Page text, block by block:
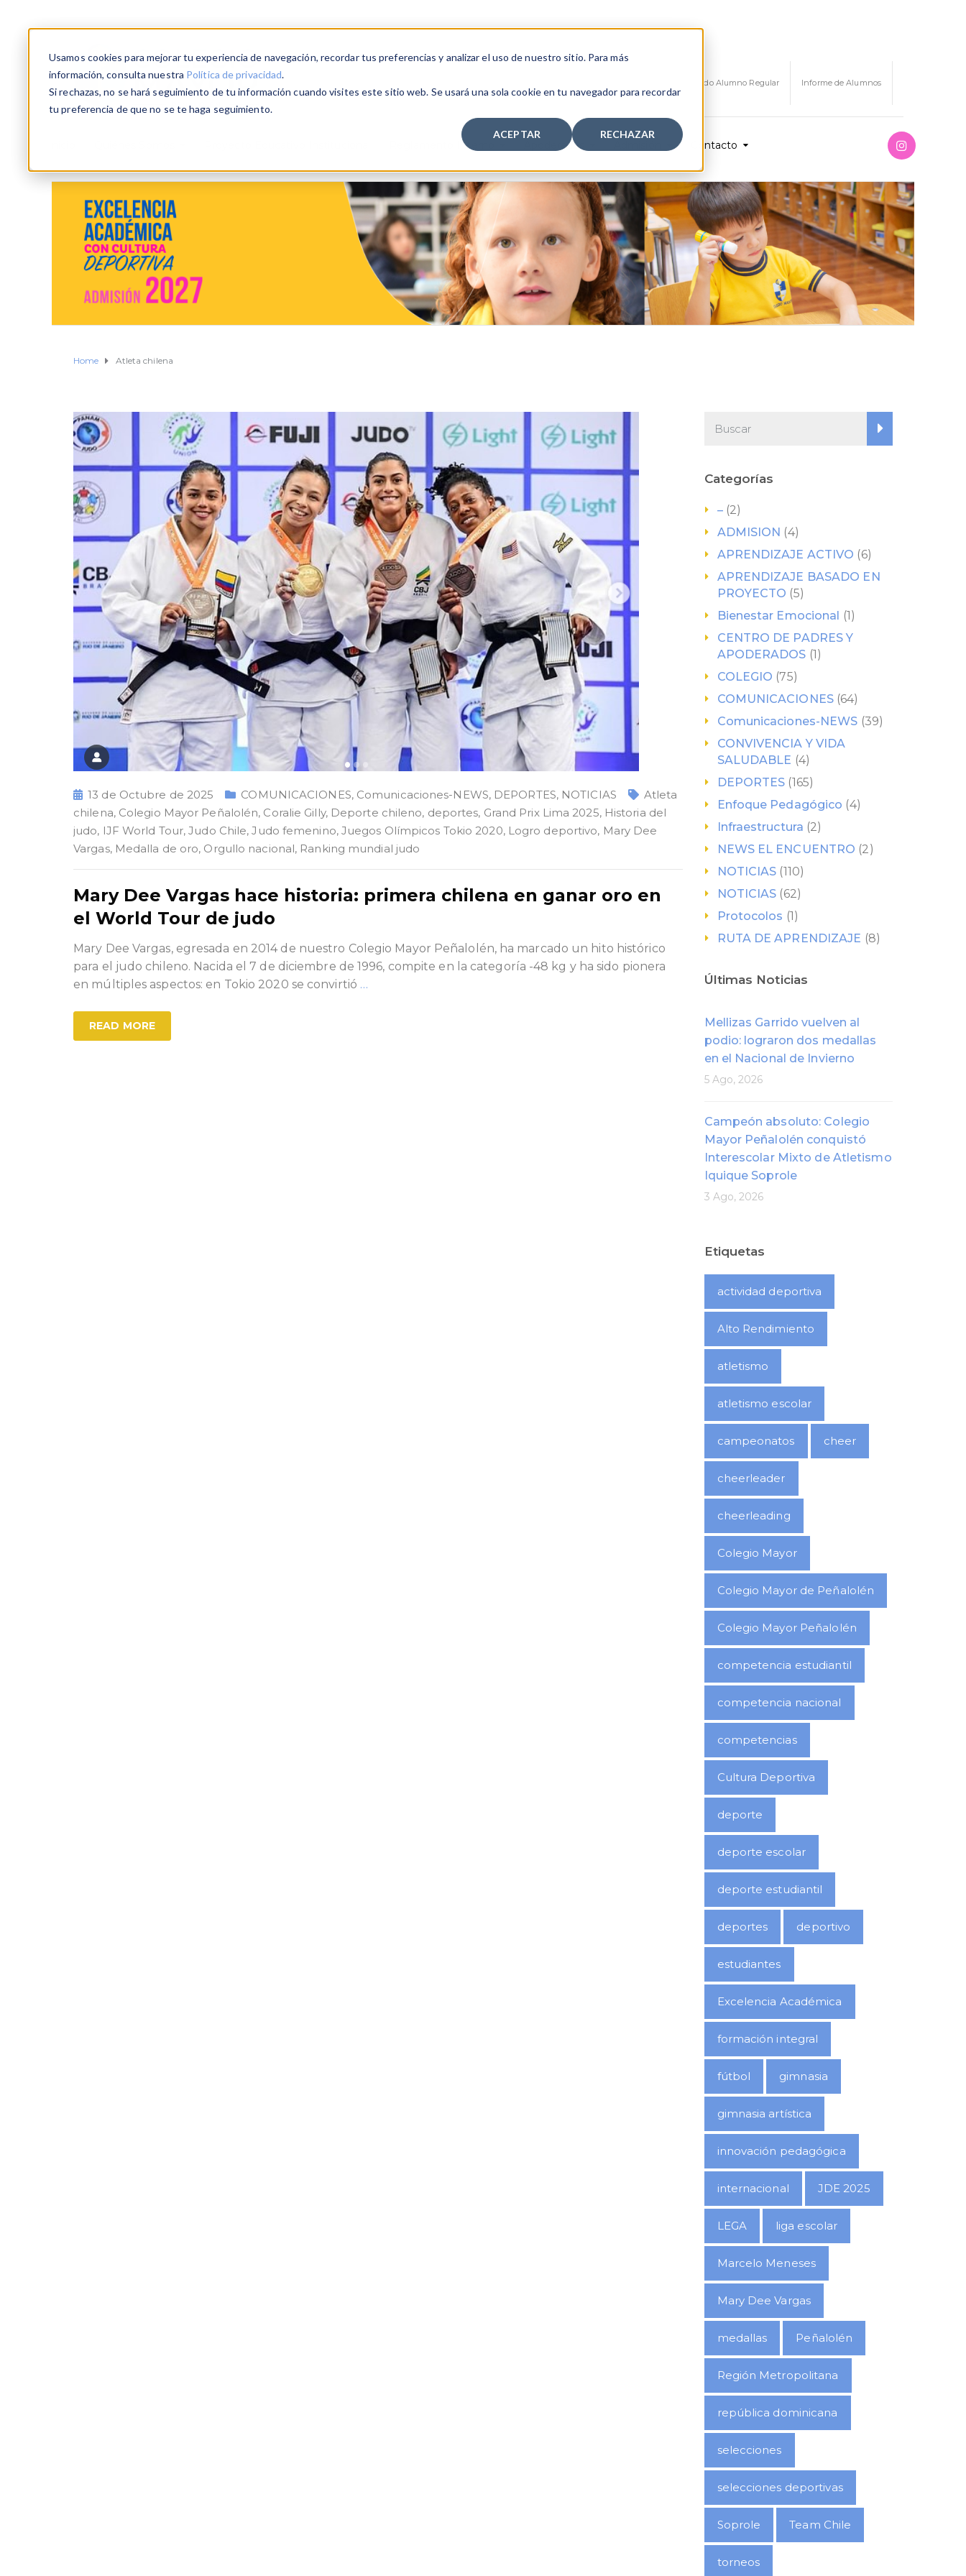
Usamos cookies para mejorar tu experiencia de navegación, recordar tus preferencias y analizar el uso de nuestro sitio. Para más
información, consulta nuestra Política de privacidad.
Si rechazas, no se hará seguimiento de tu información cuando visites este sitio web. Se usará una sola cookie en tu navegador para recordar
tu preferencia de que no se te haga seguimiento.
ACEPTAR RECHAZAR
Certificado Alumno Regular Informe de Alumnos
Reglamento Interno Apoderados Contacto
Home Atleta chilena
13 de Octubre de 2025 COMUNICACIONES, Comunicaciones-NEWS, DEPORTES, NOTICIAS
Atleta
chilena, Colegio Mayor Peñalolén, Coralie Gilly, Deporte chileno, deportes, Grand Prix Lima 2025, Historia del
judo, IJF World Tour,Judo Chile,Judo femenino, Juegos Olímpicos Tokio 2020, Logro deportivo, Mary Dee
Vargas, Medalla de oro, Orgullo nacional, Ranking mundial judo
Mary Dee Vargas hace historia: primera chilena en ganar oro en
el World Tour de judo
Mary Dee Vargas, egresada en 2014 de nuestro Colegio Mayor Peñalolén, ha marcado un hito histórico
para el judo chileno. Nacida el 7 de diciembre de 1996, compite en la categoría -48 kg y ha sido pionera
en múltiples aspectos: en Tokio 2020 se convirtió …
READ MORE
Categorías
–(2)
ADMISION (4)
APRENDIZAJE ACTIVO (6)
APRENDIZAJE BASADO EN
PROYECTO (5)
Bienestar Emocional (1)
CENTRO DE PADRES Y
APODERADOS (1)
COLEGIO (75)
COMUNICACIONES(64)
Comunicaciones-NEWS (39)
CONVIVENCIA Y VIDA
SALUDABLE (4)
DEPORTES (165)
Enfoque Pedagógico (4)
Infraestructura (2)
NEWS EL ENCUENTRO (2)
NOTICIAS (110)
NOTICIAS (62)
Protocolos (1)
RUTA DE APRENDIZAJE (8)
Últimas Noticias
Mellizas Garrido vuelven al
podio: lograron dos medallas
en el Nacional de Invierno
5 Ago, 2026
Campeón absoluto: Colegio
Mayor Peñalolén conquistó
Interescolar Mixto de Atletismo
Iquique Soprole
3 Ago, 2026
Etiquetas
actividad deportiva
Alto Rendimiento
atletismo
atletismo escolar
campeonatos cheer
cheerleader
cheerleading
Colegio Mayor
Colegio Mayor de Peñalolén
Colegio Mayor Peñalolén
competencia estudiantil
competencia nacional
competencias
Cultura Deportiva
deporte
deporte escolar
deporte estudiantil
deportes deportivo
estudiantes
Excelencia Académica
formación integral
fútbol gimnasia
gimnasia artística
innovación pedagógica
internacional JDE 2025
LEGA liga escolar
Marcelo Meneses
Mary Dee Vargas
medallas Peñalolén
Región Metropolitana
república dominicana
selecciones
selecciones deportivas
Soprole Team Chile
torneos